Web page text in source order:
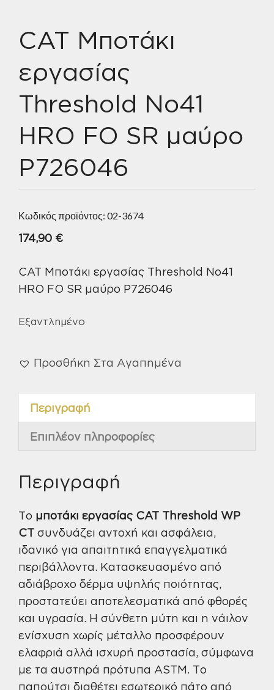
CAT Μποτάκι
εργασίας
Threshold No41
HRO FO SR μαύρο
P726046
Κωδικός προϊόντος: 02-3674
174,90 €
CAT Μποτάκι εργασίας Threshold No41
HRO FO SR μαύρο P726046
Εξαντλημένο
Προσθήκη Στα Αγαπημένα
Περιγραφή
Επιπλέον πληροφορίες
Περιγραφή
Το μποτάκι εργασίας CAT Threshold WP
CT συνδυάζει αντοχή και ασφάλεια,
ιδανικό για απαιτητικά επαγγελματικά
περιβάλλοντα. Κατασκευασμένο από
αδιάβροχο δέρμα υψηλής ποιότητας,
προστατεύει αποτελεσματικά από φθορές
και υγρασία. Η σύνθετη μύτη και η νάιλον
ενίσχυση χωρίς μέταλλο προσφέρουν
ελαφριά αλλά ισχυρή προστασία, σύμφωνα
με τα αυστηρά πρότυπα ASTM. Το
παπούτσι διαθέτει εσωτερικό πάτο από